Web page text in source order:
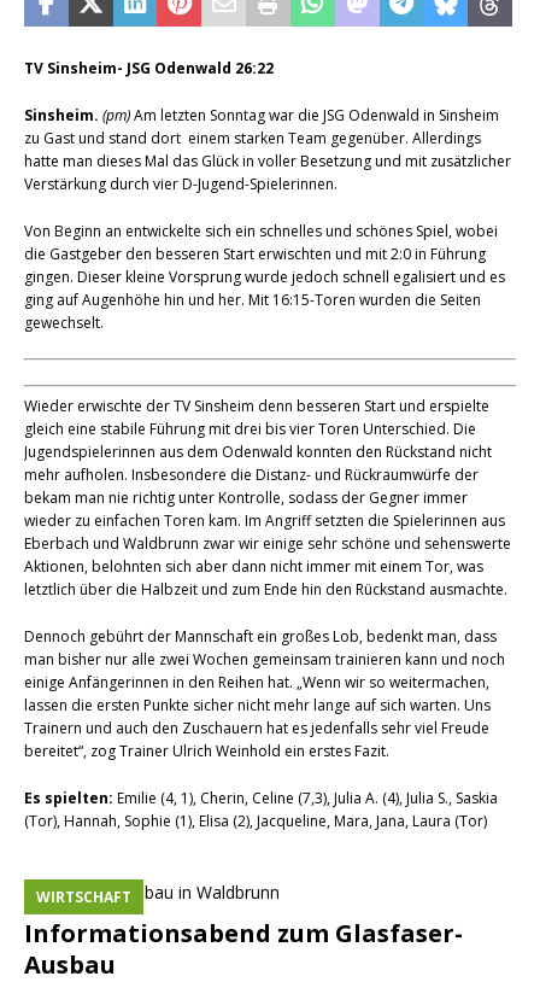
TV Sinsheim- JSG Odenwald 26:22
Sinsheim. (pm)Am letzten Sonntag war die JSG Odenwald in Sinsheim
zu Gast und stand dort einem starken Team gegenüber. Allerdings
hatte man dieses Mal das Glück in voller Besetzung und mit zusätzlicher
Verstärkung durch vier D-Jugend-Spielerinnen.
Von Beginn an entwickelte sich ein schnelles und schönes Spiel, wobei
die Gastgeber den besseren Start erwischten und mit 2:0 in Führung
gingen. Dieser kleine Vorsprung wurde jedoch schnell egalisiert und es
ging auf Augenhöhe hin und her. Mit 16:15-Toren wurden die Seiten
gewechselt.
Wieder erwischte der TV Sinsheim denn besseren Start und erspielte
gleich eine stabile Führung mit drei bis vier Toren Unterschied. Die
Jugendspielerinnen aus dem Odenwald konnten den Rückstand nicht
mehr aufholen. Insbesondere die Distanz- und Rückraumwürfe der
bekam man nie richtig unter Kontrolle, sodass der Gegner immer
wieder zu einfachen Toren kam. Im Angriff setzten die Spielerinnen aus
Eberbach und Waldbrunn zwar wir einige sehr schöne und sehenswerte
Aktionen, belohnten sich aber dann nicht immer mit einem Tor, was
letztlich über die Halbzeit und zum Ende hin den Rückstand ausmachte.
Dennoch gebührt der Mannschaft ein großes Lob, bedenkt man, dass
man bisher nur alle zwei Wochen gemeinsam trainieren kann und noch
einige Anfängerinnen in den Reihen hat. „Wenn wir so weitermachen,
lassen die ersten Punkte sicher nicht mehr lange auf sich warten. Uns
Trainern und auch den Zuschauern hat es jedenfalls sehr viel Freude
bereitet“, zog Trainer Ulrich Weinhold ein erstes Fazit.
Es spielten: Emilie (4, 1), Cherin, Celine (7,3), Julia A. (4), Julia S., Saskia
(Tor), Hannah, Sophie (1), Elisa (2), Jacqueline, Mara, Jana, Laura (Tor)
Informationsabend zum Glasfaser-
Ausbau
WIRTSCHAFT